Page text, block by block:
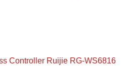
Controller Ruijie RG-WS6816